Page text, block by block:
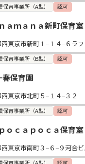
保育事業所（A型） 認可
ａｍａｎａ新町保育室
東京市新町１−１４−６ラ
保育事業所（B型） 認可
春保育園
東京市北町５−１４−３２
保育事業所（A型） 認可
ｏｃａｐｏｃａ保育室
東京市南町３−６−９河合
保育事業所（A型） 認可